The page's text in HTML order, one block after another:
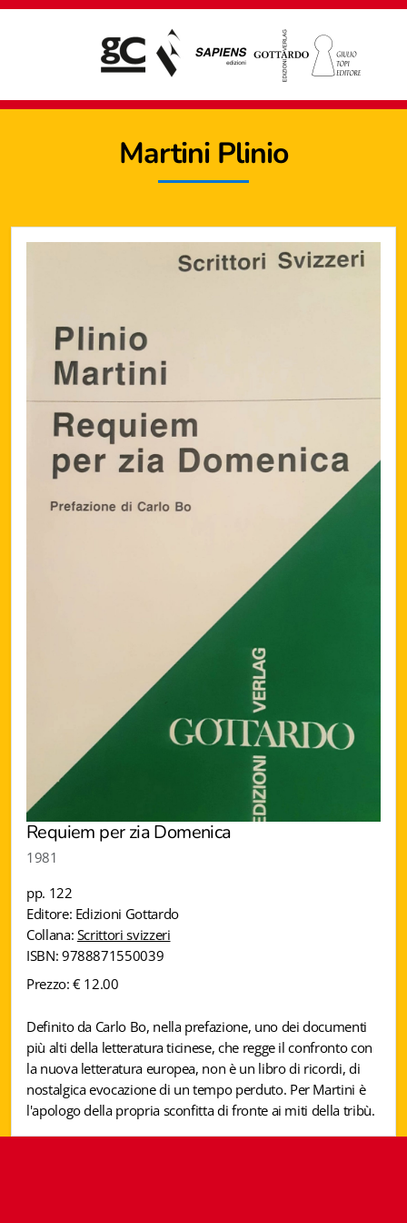
Martini Plinio
Requiem per zia Domenica
1981
pp. 122
Editore: Edizioni Gottardo
Collana:Scrittori svizzeri
ISBN: 9788871550039
Prezzo: € 12.00
Definito da Carlo Bo, nella prefazione, uno dei documenti
più alti della letteratura ticinese, che regge il confronto con
la nuova letteratura europea, non è un libro di ricordi, di
nostalgica evocazione di un tempo perduto. Per Martini è
l'apologo della propria sconfitta di fronte ai miti della tribù.
Giampiero Casagrande editore
Biblioteca letteraria Nord-Sud
Attualità & Studi
Collana di Lugano
EJO- European Journalism Observatory
Incontro con
iQuaderni - fondazioneculturalecollinadoro
Istituzioni - Società - Cittadini
Libella
Maestri della Pietra
Oltre le frontiere
Storia
Spyra
Testi scolastici